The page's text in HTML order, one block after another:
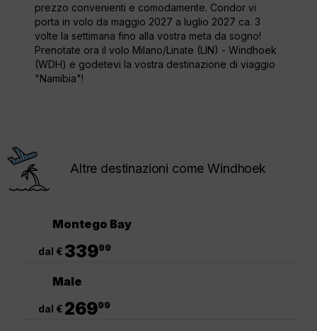
prezzo convenienti e comodamente. Condor vi
porta in volo da maggio 2027 a luglio 2027 ca. 3
volte la settimana fino alla vostra meta da sogno!
Prenotate ora il volo Milano/Linate (LIN) - Windhoek
(WDH) e godetevi la vostra destinazione di viaggio
"Namibia"!
Altre destinazioni come Windhoek
Montego Bay
dal € 33999
Male
dal € 26999